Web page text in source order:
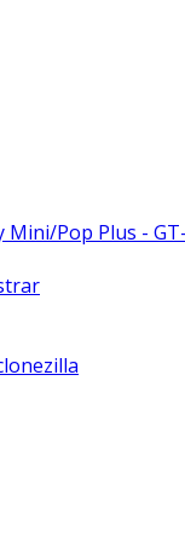
Mini/Pop Plus -